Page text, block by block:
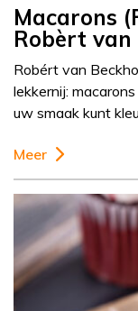
Macarons
Robèrt van
Robért van
lekkernij:
uw smaak kunt
Meer